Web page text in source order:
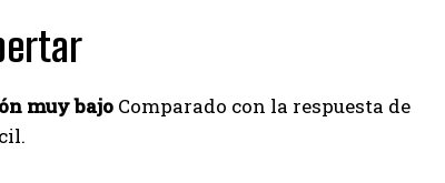
muy bajo Comparado con la respuesta de